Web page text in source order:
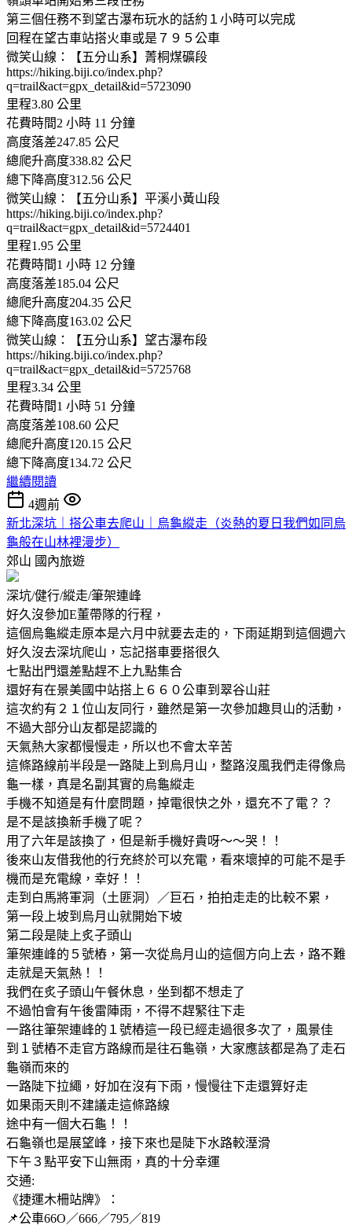
第三個任務不到望古瀑布玩水的話約１小時可以完成
回程在望古車站搭火車或是７９５公車
微笑山線：【五分山系】菁桐煤礦段
https://hiking.biji.co/index.php?
q=trail&act=gpx_detail&id=5723090
里程3.80 公里
花費時間2 小時 11 分鐘
高度落差247.85 公尺
總爬升高度338.82 公尺
總下降高度312.56 公尺
微笑山線：【五分山系】平溪小黃山段
https://hiking.biji.co/index.php?
q=trail&act=gpx_detail&id=5724401
里程1.95 公里
花費時間1 小時 12 分鐘
高度落差185.04 公尺
總爬升高度204.35 公尺
總下降高度163.02 公尺
微笑山線：【五分山系】望古瀑布段
https://hiking.biji.co/index.php?
q=trail&act=gpx_detail&id=5725768
里程3.34 公里
花費時間1 小時 51 分鐘
高度落差108.60 公尺
總爬升高度120.15 公尺
總下降高度134.72 公尺
繼續閱讀
4週前
新北深坑｜搭公車去爬山｜烏龜縱走（炎熱的夏日我們如同烏
龜般在山林裡漫步）
郊山 國內旅遊
深坑/健行/縱走/筆架連峰
好久沒參加E董帶隊的行程，
這個烏龜縱走原本是六月中就要去走的，下雨延期到這個週六
好久沒去深坑爬山，忘記搭車要搭很久
七點出門還差點趕不上九點集合
還好有在景美國中站搭上６６０公車到翠谷山莊
這次約有２１位山友同行，雖然是第一次參加趣貝山的活動，
不過大部分山友都是認識的
天氣熱大家都慢慢走，所以也不會太辛苦
這條路線前半段是一路陡上到烏月山，整路沒風我們走得像烏
龜一樣，真是名副其實的烏龜縱走
手機不知道是有什麼問題，掉電很快之外，還充不了電？？
是不是該換新手機了呢？
用了六年是該換了，但是新手機好貴呀～～哭！！
後來山友借我他的行充終於可以充電，看來壞掉的可能不是手
機而是充電線，幸好！！
走到白馬將軍洞（土匪洞）／巨石，拍拍走走的比較不累，
第一段上坡到烏月山就開始下坡
第二段是陡上炙子頭山
筆架連峰的５號樁，第一次從烏月山的這個方向上去，路不難
走就是天氣熱！！
我們在炙子頭山午餐休息，坐到都不想走了
不過怕會有午後雷陣雨，不得不趕緊往下走
一路往筆架連峰的１號樁這一段已經走過很多次了，風景佳
到１號樁不走官方路線而是往石龜嶺，大家應該都是為了走石
龜嶺而來的
一路陡下拉繩，好加在沒有下雨，慢慢往下走還算好走
如果雨天則不建議走這條路線
途中有一個大石龜！！
石龜嶺也是展望峰，接下來也是陡下水路較溼滑
下午３點平安下山無雨，真的十分幸運
交通:
《捷運木柵站牌》：
📌公車66O／666／795／819